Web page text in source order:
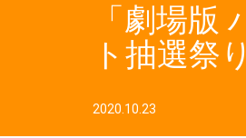
「劇場版
ト抽選祭
2020.10.23